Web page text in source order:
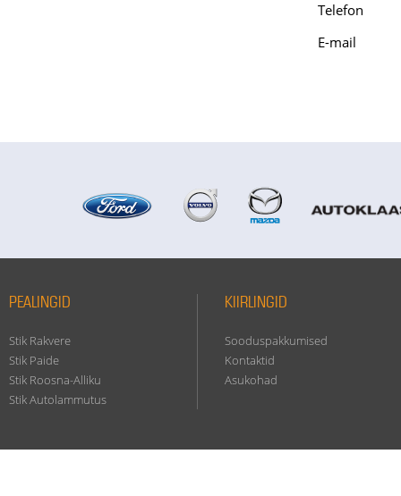
Telefon
E-mail
PEALINGID
Stik Rakvere
Stik Paide
Stik Roosna-Alliku
Stik Autolammutus
KIIRLINGID
Sooduspakkumised
Kontaktid
Asukohad